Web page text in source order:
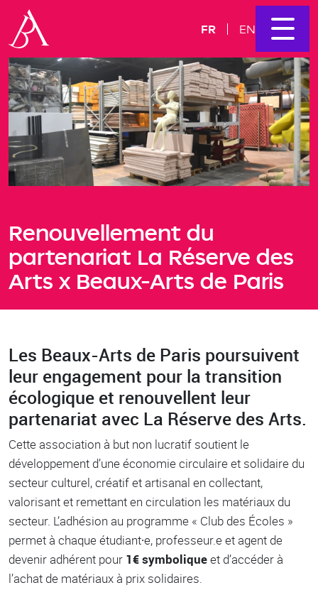
FR EN
Renouvellement du
partenariat La Réserve des
Arts x Beaux-Arts de Paris
Les Beaux-Arts de Paris poursuivent
leur engagement pour la transition
écologique et renouvellent leur
partenariat avec La Réserve des Arts.
Cette association à but non lucratif soutient le
développement d’une économie circulaire et solidaire du
secteur culturel, créatif et artisanal en collectant,
valorisant et remettant en circulation les matériaux du
secteur. L’adhésion au programme « Club des Écoles »
permet à chaque étudiant∙e, professeur.e et agent de
devenir adhérent pour 1€ symboliqueet d’accéder à
l’achat de matériaux à prix solidaires.